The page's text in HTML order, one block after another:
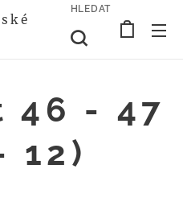
HLEDAT
46 - 47
12)